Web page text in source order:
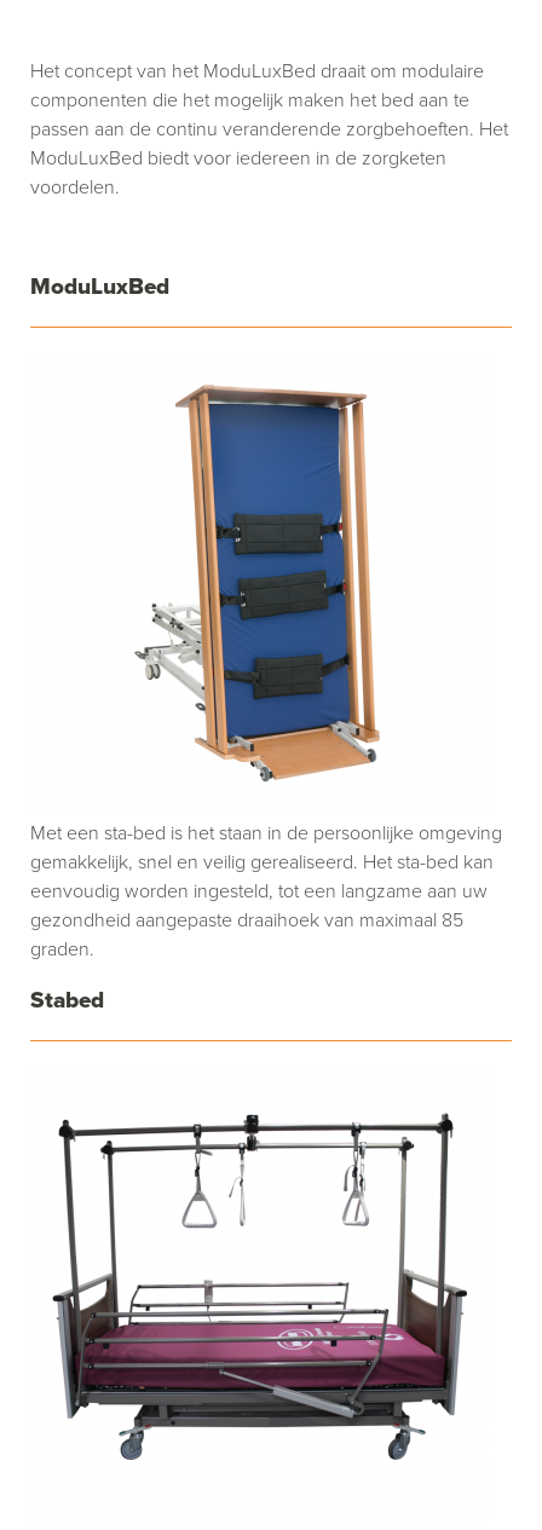
ModuLuxBed
Het concept van het ModuLuxBed draait om modulaire
componenten die het mogelijk maken het bed aan te
passen aan de continu veranderende zorgbehoeften. Het
ModuLuxBed biedt voor iedereen in de zorgketen
voordelen.
Stabed
Met een sta-bed is het staan in de persoonlijke omgeving
gemakkelijk, snel en veilig gerealiseerd. Het sta-bed kan
eenvoudig worden ingesteld, tot een langzame aan uw
gezondheid aangepaste draaihoek van maximaal 85
graden.